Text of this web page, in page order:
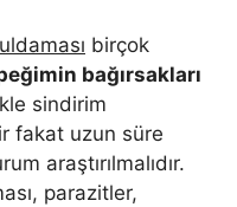
birçok
bağırsakları
sindirim
fakat uzun süre
araştırılmalıdır.
parazitler,